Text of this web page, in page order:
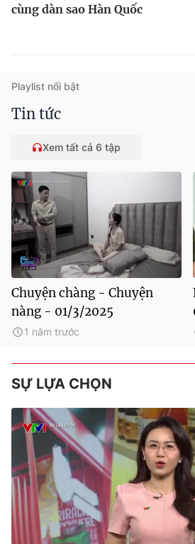
cùng dàn sao Hàn Quốc
Playlist nổi bật
Tin tức
Xem tất cả 6 tập
Chuyện chàng - Chuyện
nàng - 01/3/2025
1 năm trước
SỰ LỰA CHỌN